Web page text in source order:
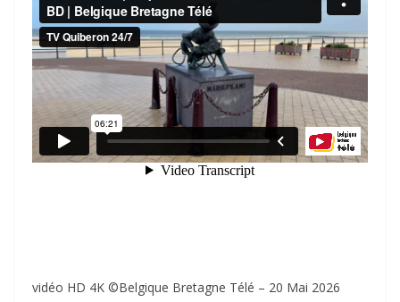
vidéo HD 4K ©Belgique Bretagne Télé – 20 Mai 2026